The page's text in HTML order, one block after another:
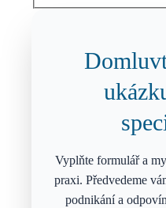
Vyplňte formulář a
praxi. Předvedeme
podnikání a